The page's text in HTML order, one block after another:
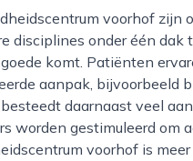
disciplines onder één
komt. Patiënten
aanpak, bijvoorbeeld
daarnaast veel
worden gestimuleerd om
voorhof is